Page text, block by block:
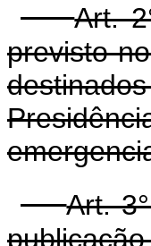
Art.
previsto
Art.